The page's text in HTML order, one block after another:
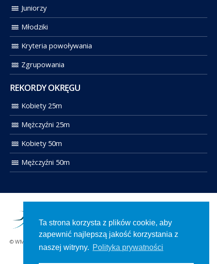
Juniorzy
Młodziki
Kryteria powoływania
Zgrupowania
REKORDY OKRĘGU
Kobiety 25m
Mężczyźni 25m
Kobiety 50m
Mężczyźni 50m
© WMOZP 2021. Wszelkie prawa zastrzeżone.
Ta strona korzysta z plików cookie, aby
zapewnić najlepszą jakość korzystania z
naszej witryny. Polityka prywatności